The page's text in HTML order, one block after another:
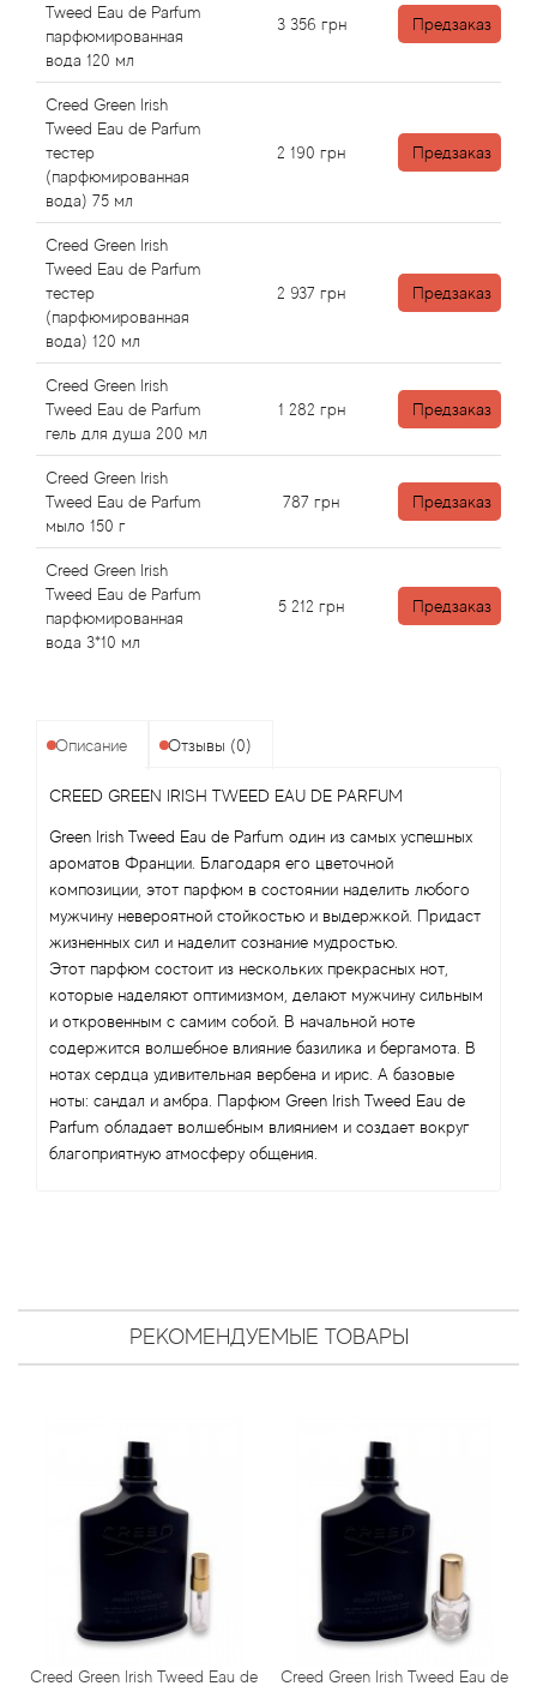
Tweed Eau de Parfum
парфюмированная
вода 120 мл
3 356 грн Предзаказ
Creed Green Irish
Tweed Eau de Parfum
тестер
(парфюмированная
вода) 75 мл
2 190 грн Предзаказ
Creed Green Irish
Tweed Eau de Parfum
тестер
(парфюмированная
вода) 120 мл
2 937 грн Предзаказ
Creed Green Irish
Tweed Eau de Parfum
гель для душа 200 мл
1 282 грн Предзаказ
Creed Green Irish
Tweed Eau de Parfum
мыло 150 г
787 грн Предзаказ
Creed Green Irish
Tweed Eau de Parfum
парфюмированная
вода 3*10 мл
5 212 грн Предзаказ
Описание Отзывы (0)
CREED GREEN IRISH TWEED EAU DE PARFUM
Green Irish Tweed Eau de Parfum один из самых успешных
ароматов Франции. Благодаря его цветочной
композиции, этот парфюм в состоянии наделить любого
мужчину невероятной стойкостью и выдержкой. Придаст
жизненных сил и наделит сознание мудростью.
Этот парфюм состоит из нескольких прекрасных нот,
которые наделяют оптимизмом, делают мужчину сильным
и откровенным с самим собой. В начальной ноте
содержится волшебное влияние базилика и бергамота. В
нотах сердца удивительная вербена и ирис. А базовые
ноты: сандал и амбра. Парфюм Green Irish Tweed Eau de
Parfum обладает волшебным влиянием и создает вокруг
благоприятную атмосферу общения.
РЕКОМЕНДУЕМЫЕ ТОВАРЫ
Creed Green Irish Tweed Eau de Creed Green Irish Tweed Eau de
Arrogance
Arte Profumi
ArteOlfatto
Asabi
Asgharali
Atelier Cologne
Atelier Des Ors
Atelier Flou
Athena's
Atkinsons
Attar Collection
Axis
Azalia Parfums
Azzaro
Baldessarini
Baldinini
Balenciaga
Balmain
Bamotte
Benetton
Bentley
Beso Beach